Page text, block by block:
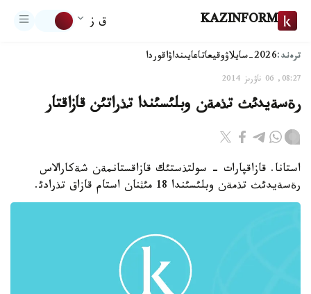
KAZINFORM ق ز
ترەند:2026-سايلاۋ وقيعاتاعايىنداۋاقوردا
08:27, 06 ناۋرىز 2014
رةسةيدئث تذمةن وبلئسئندا تذراتئن قازاقتار
استانا. قازاقپارات - سولتذستئك قازاقستانمةن شةكارالاس
رةسةيدئث تذمةن وبلئسئندا 18 مئثنان استام قازاق تذرادئ.